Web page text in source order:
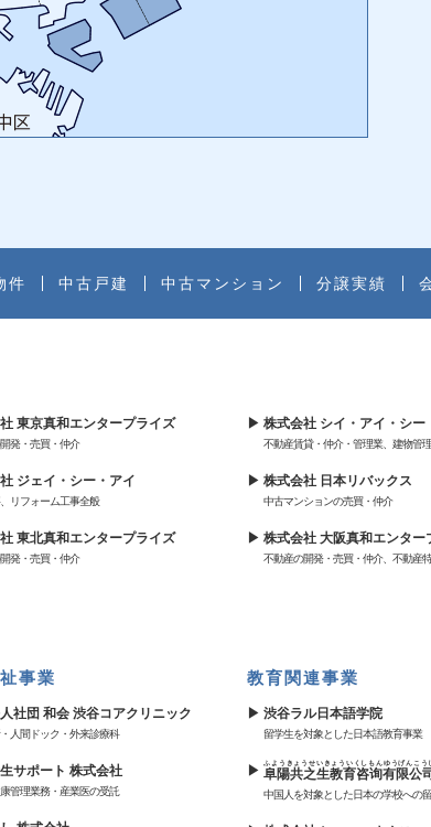
件 中古戸建 中古マンション 分譲実績
東京真和エンタープライズ
発・売買・仲介
株式会社 シイ・アイ・シー
不動産賃貸・仲介・管理業、建物管
ジェイ・シー・アイ
リフォーム工事全般
株式会社 日本リバックス
中古マンションの売買・仲介
東北真和エンタープライズ
発・売買・仲介
株式会社 大阪真和エンター
不動産の開発・売買・仲介、不動産
事業
社団 和会 渋谷コアクリニック
人間ドック・外来診療科
サポート 株式会社
管理業務・産業医の受託
教育関連事業
渋谷ラル日本語学院
留学生を対象とした日本語教育事業
阜陽共之生教育咨询有限公司
ふようきょうせいきょういくしもんゆうげんこうし
中国人を対象とした日本の学校への